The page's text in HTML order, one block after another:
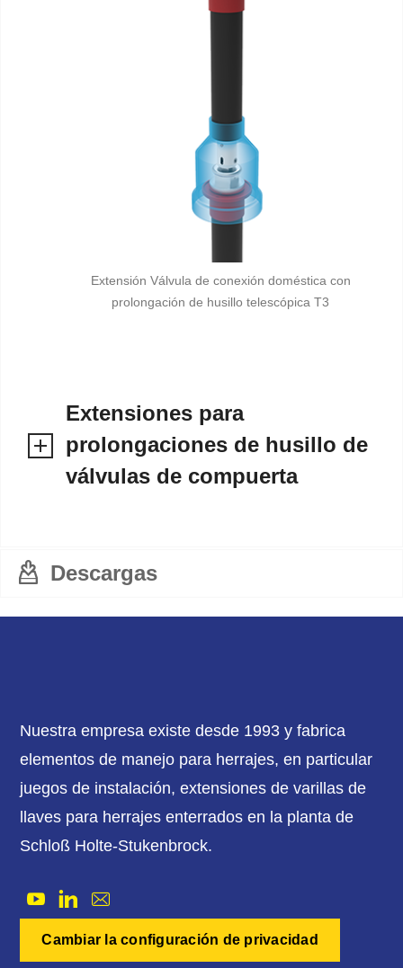
Extensión Válvula de conexión doméstica con
prolongación de husillo telescópica T3
Extensiones para
prolongaciones de husillo de
válvulas de compuerta
Descargas
Nuestra empresa existe desde 1993 y fabrica
elementos de manejo para herrajes, en particular
juegos de instalación, extensiones de varillas de
llaves para herrajes enterrados en la planta de
Schloß Holte-Stukenbrock.
Cambiar la configuración de privacidad